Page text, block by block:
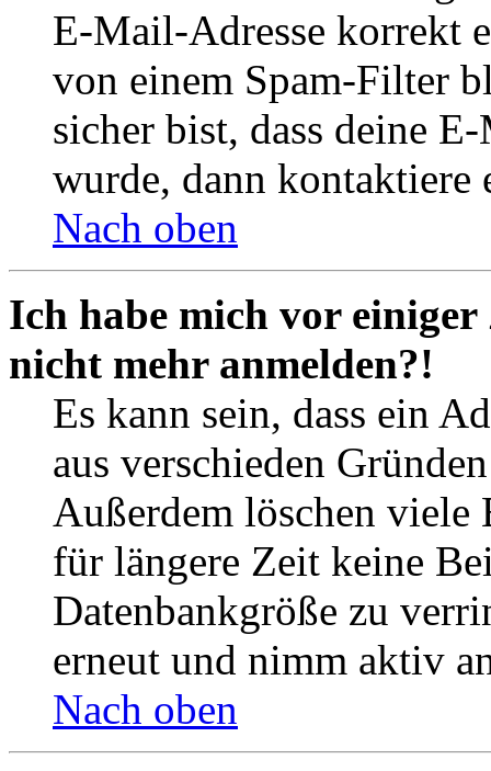
E-Mail-Adresse korrekt
von einem Spam-Filter
sicher bist, dass deine
wurde, dann kontaktiere
Nach oben
Ich habe mich vor
nicht mehr anmelden?!
Es kann sein, dass ein
aus verschieden
Außerdem löschen viele
für längere Zeit keine
Datenbankgröße zu
erneut und nimm aktiv
Nach oben